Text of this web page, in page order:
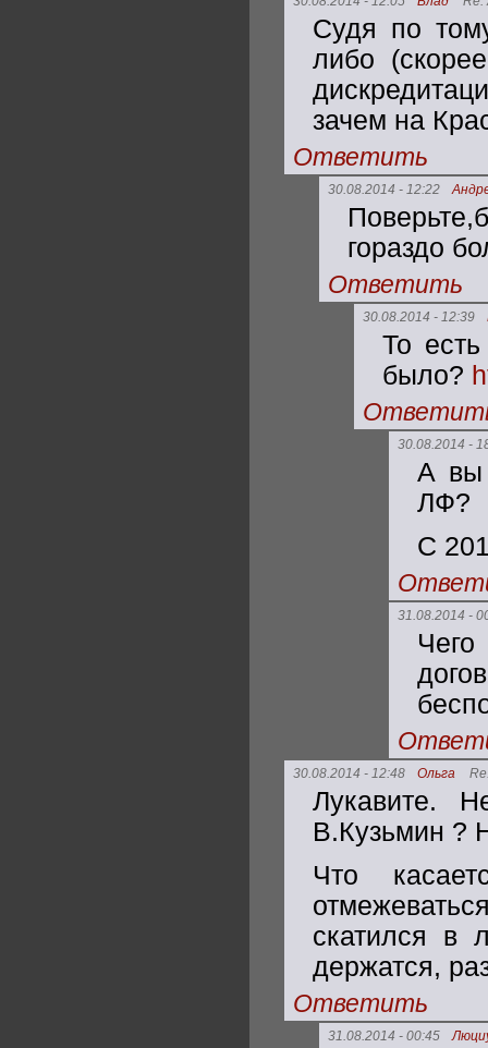
Судя по
либо
зачем на
Ответить
30.08.2014 - 12:22
гораздо
Ответить
30.08.2014 - 12:39
То
было?
30.08.2014 -
А вы
ЛФ?
С
31.08.2014 -
30.08.2014 - 12:48 Ольга
Лукавите.
В.Кузьмин ?
Что
скатился в
держатся,
Ответить
31.08.2014 - 00:45